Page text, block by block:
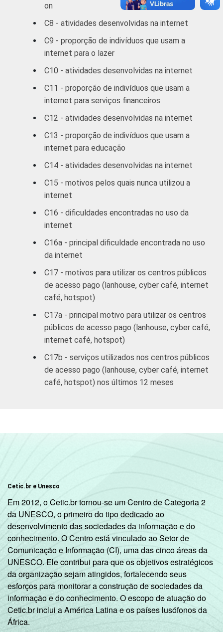
3 SM - 5 SM 92
5 SM - 10 SM 93
10 SM ou + 96
CLASSE
SOCIAL2
A 93
B 93
C 85
DE 79
SITUAÇÃO
EMPREGO
Trabalhador
Desempregado 89
Não integra a
ativa3
1Base ponderada: 9.932 entrevistados que
usaram a Internet nos últimos três meses
(amostra principal + oversamplede usuários
da Internet).
em consideração a educação do chefe de
família e a posse de uma série de utensílios
domésticos, relacionando-os a um sistema
E).
on
C8 - atividades desenvolvidas na internet
C9 - proporção de indivíduos que usam a
internet para o lazer
C10 - atividades desenvolvidas na internet
C11 - proporção de indivíduos que usam a
internet para serviços financeiros
C12 - atividades desenvolvidas na internet
C13 - proporção de indivíduos que usam a
internet para educação
C14 - atividades desenvolvidas na internet
C15 - motivos pelos quais nunca utilizou a
internet
C16 - dificuldades encontradas no uso da
internet
C16a - principal dificuldade encontrada no uso
da internet
C17 - motivos para utilizar os centros públicos
de acesso pago (lanhouse, cyber café, internet
café, hotspot)
C17a - principal motivo para utilizar os centros
públicos de acesso pago (lanhouse, cyber café,
internet café, hotspot)
C17b - serviços utilizados nos centros públicos
de acesso pago (lanhouse, cyber café, internet
café, hotspot) nos últimos 12 meses
Cetic.br e Unesco
Em 2012, o Cetic.br tornou-se um Centro de Categoria 2
da UNESCO, o primeiro do tipo dedicado ao
desenvolvimento das sociedades da informação e do
conhecimento. O Centro está vinculado ao Setor de
Comunicação e Informação (CI), uma das cinco áreas da
UNESCO. Ele contribui para que os objetivos estratégicos
da organização sejam atingidos, fortalecendo seus
esforços para monitorar a construção de sociedades da
informação e do conhecimento. O escopo de atuação do
Cetic.br inclui a América Latina e os países lusófonos da
África.